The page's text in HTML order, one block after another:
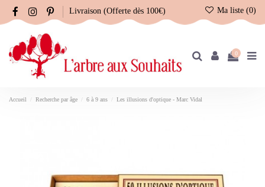
Livraison (Offerte dès 100€) Ma liste (0)
0
Accueil Recherche par âge 6 à 9 ans Les illusions d'optique - Marc Vidal